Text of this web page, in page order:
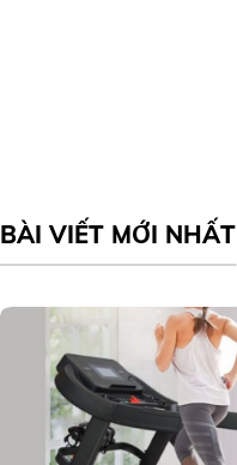
BÀI VIẾT MỚI NHẤT